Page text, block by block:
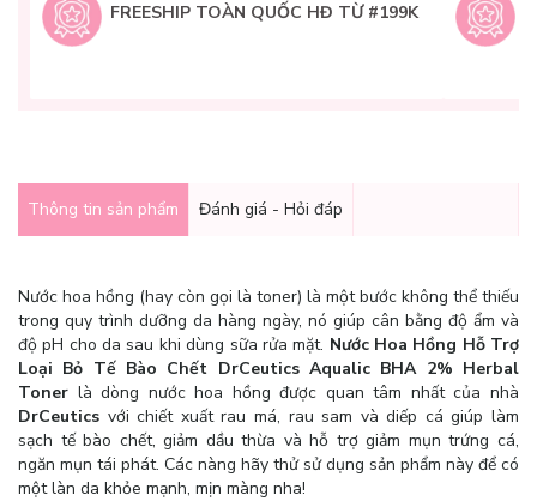
FREESHIP TOÀN QUỐC HĐ TỪ #199K
Thông tin sản phẩm Đánh giá - Hỏi đáp
Nước hoa hồng (hay còn gọi là toner) là một bước không thể thiếu
trong quy trình dưỡng da hàng ngày, nó giúp cân bằng độ ẩm và
độ pH cho da sau khi dùng sữa rửa mặt. Nước Hoa Hồng Hỗ Trợ
Loại Bỏ Tế Bào Chết DrCeutics Aqualic BHA 2% Herbal
Toner là dòng nước hoa hồng được quan tâm nhất của nhà
DrCeutics với chiết xuất rau má, rau sam và diếp cá giúp làm
sạch tế bào chết, giảm dầu thừa và hỗ trợ giảm mụn trứng cá,
ngăn mụn tái phát. Các nàng hãy thử sử dụng sản phẩm này để có
một làn da khỏe mạnh, mịn màng nha!